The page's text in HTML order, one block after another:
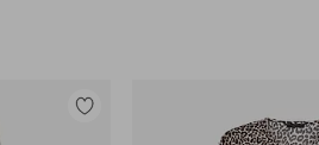
Toevoegen